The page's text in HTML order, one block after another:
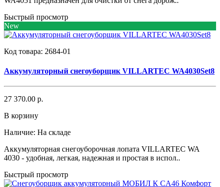
Быстрый просмотр
New
Код товара: 2684-01
Аккумуляторный снегоуборщик VILLARTEC WA4030Set8
27 370.00 р.
В корзину
Наличие: На складе
Аккумуляторная снегоуборочная лопата VILLARTEC WA
4030 - удобная, легкая, надежная и простая в испол..
Быстрый просмотр